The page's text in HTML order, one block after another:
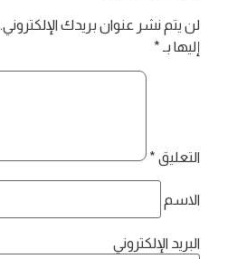
لن يتم نشر عنوان بريدك الإلكتروني.
إليها بـ *
التعليق *
الاسم
البريد الإلكتروني